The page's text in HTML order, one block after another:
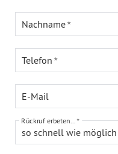
Nachname
Telefon
E-Mail
so schnell wie möglich
Rückruf erbeten...